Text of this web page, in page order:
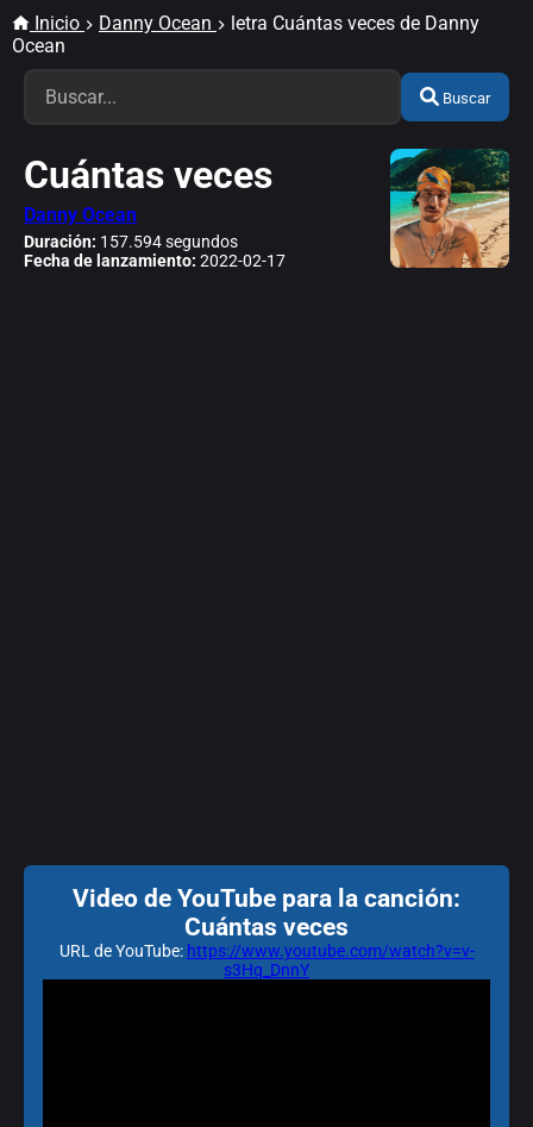
Inicio Danny Ocean
letra Cuántas veces de Danny
Ocean
Buscar
Cuántas veces
Danny Ocean
Duración: 157.594 segundos
Fecha de lanzamiento: 2022-02-17
Video de YouTube para la canción:
Cuántas veces
URL de YouTube: https://www.youtube.com/watch?v=v-
s3Hq_DnnY